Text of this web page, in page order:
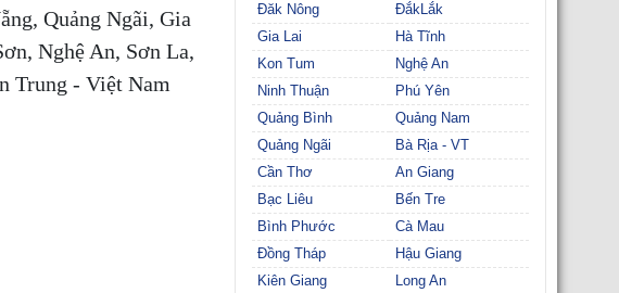
Quảng Ngãi, Gia
Nghệ An, Sơn La,
Trung - Việt Nam
Đăk Nông
ĐắkLắk
Gia Lai
Hà Tĩnh
Kon Tum
Nghệ An
Ninh Thuận
Phú Yên
Quảng Bình
Quảng Nam
Quảng Ngãi
Bà Rịa - VT
Cần Thơ
An Giang
Bạc Liêu
Bến Tre
Bình Phước
Cà Mau
Đồng Tháp
Hậu Giang
Kiên Giang
Long An